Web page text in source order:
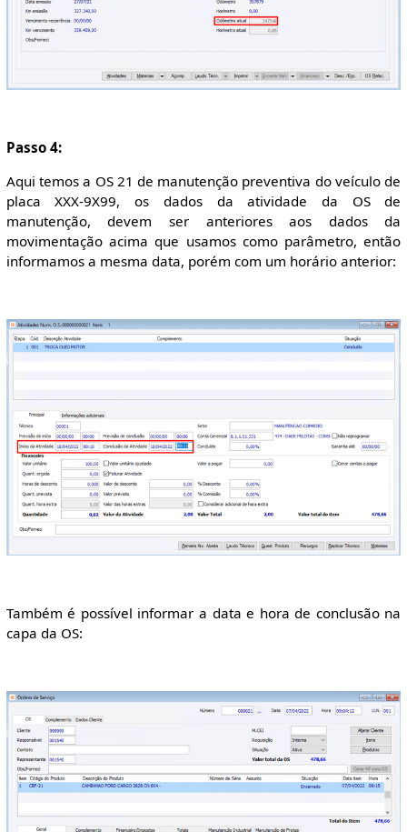
Passo 4:
Aqui temos a OS 21 de manutenção preventiva do veículo de
placa XXX-9X99, os dados da atividade da OS de
manutenção, devem ser anteriores aos dados da
movimentação acima que usamos como parâmetro, então
informamos a mesma data, porém com um horário anterior:
Também é possível informar a data e hora de conclusão na
capa da OS: